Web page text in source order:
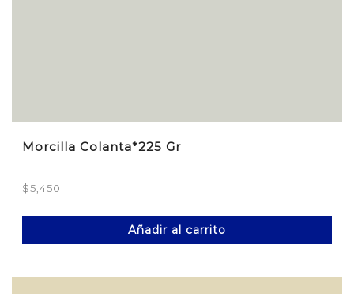
Morcilla Colanta*225 Gr
$5,450
Añadir al carrito